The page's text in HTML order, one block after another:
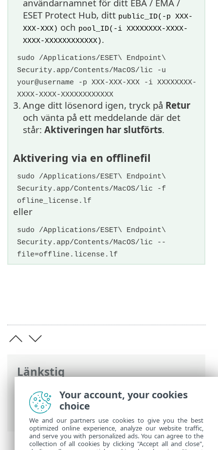
Länkstig
ESET onlinehjälp>ESET Endpoint Security
Aktivera ESET Endpoint Security >
Aktivering via terminal
användarnamnet för ditt EBA / EMA /
ESET Protect Hub, ditt public_ID(-p XXX-
XXX-XXX) och pool_ID(-i XXXXXXXX-XXXX-
XXXX-XXXXXXXXXXXX).
sudo /Applications/ESET\ Endpoint\
Security.app/Contents/MacOS/lic -u
your@username -p XXX-XXX-XXX -i XXXXXXXX-
XXXX-XXXX-XXXXXXXXXXXX
3. Ange ditt lösenord igen, tryck på Retur
och vänta på ett meddelande där det
står: Aktiveringen har slutförts.
Aktivering via en offlinefil
sudo /Applications/ESET\ Endpoint\
Security.app/Contents/MacOS/lic -f
ofline_license.lf
eller
sudo /Applications/ESET\ Endpoint\
Security.app/Contents/MacOS/lic --
file=offline.license.lf
Your account, your cookies
choice
We and our partners use cookies to give you the best
optimized online experience, analyze our website traffic,
and serve you with personalized ads. You can agree to the
collection of all cookies by clicking "Accept all and close",